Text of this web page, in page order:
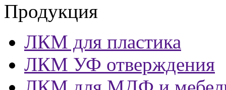
Продукция
ЛКМ для пластика
ЛКМ УФ отверждения